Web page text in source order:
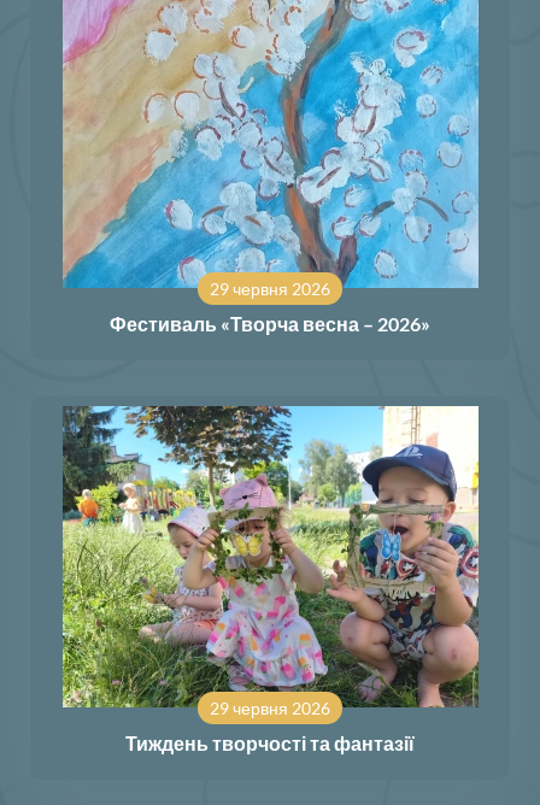
29 червня 2026
Фестиваль «Творча весна – 2026»
29 червня 2026
Тиждень творчості та фантазії